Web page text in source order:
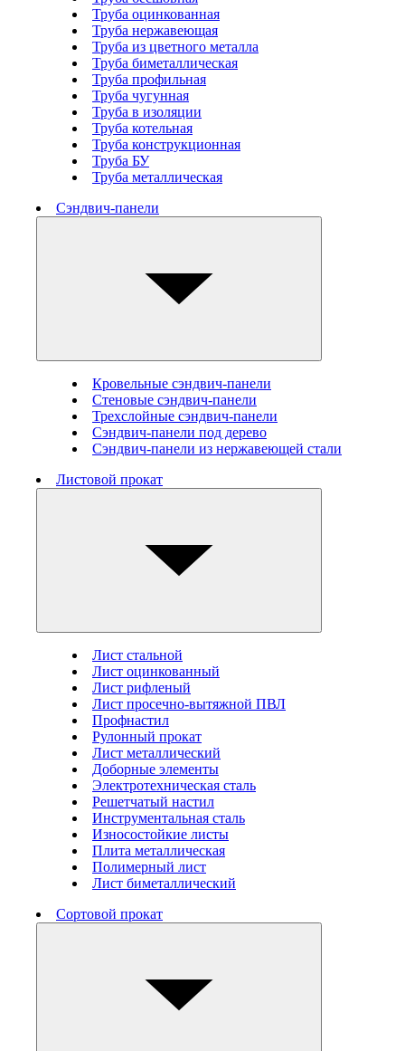
Труба оцинкованная
Труба нержавеющая
Труба из цветного металла
Труба биметаллическая
Труба профильная
Труба чугунная
Труба в изоляции
Труба котельная
Труба конструкционная
Труба БУ
Труба металлическая
Сэндвич-панели
Кровельные сэндвич-панели
Стеновые cэндвич-панели
Трехслойные сэндвич-панели
Сэндвич-панели под дерево
Сэндвич-панели из нержавеющей стали
Листовой прокат
Лист стальной
Лист оцинкованный
Лист рифленый
Лист просечно-вытяжной ПВЛ
Профнастил
Рулонный прокат
Лист металлический
Доборные элементы
Электротехническая сталь
Решетчатый настил
Инструментальная сталь
Износостойкие листы
Плита металлическая
Полимерный лист
Лист биметаллический
Сортовой прокат